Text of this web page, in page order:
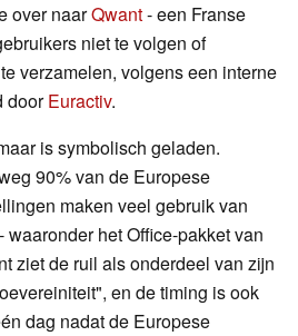
over naarQwant- een Franse
niet te volgen of
verzamelen, volgens een interne
doorEuractiv.
is symbolisch geladen.
90% van de Europese
maken veel gebruik van
het Office-pakket van
ziet de ruil als onderdeel van zijn
en de timing is ook
dag nadat de Europese